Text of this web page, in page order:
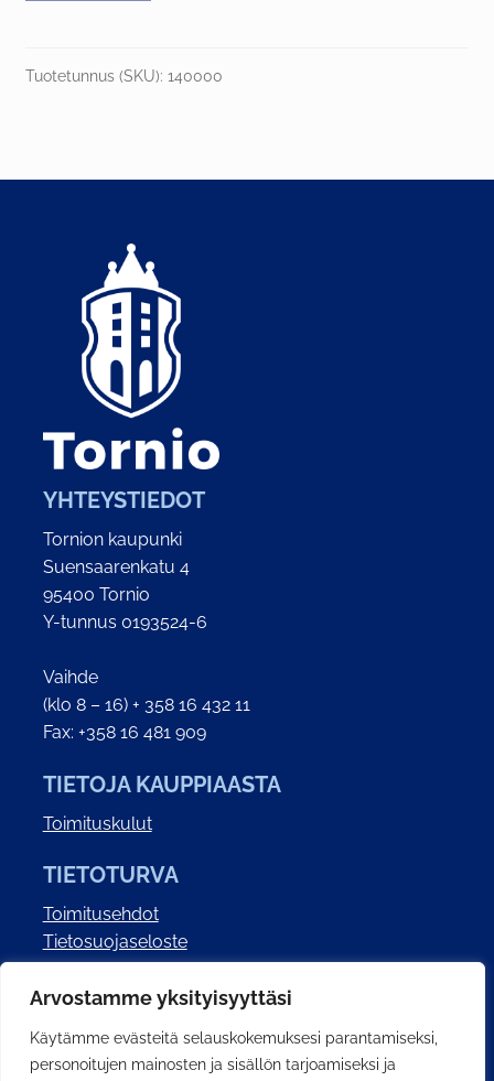
Arvostamme yksityisyyttäsi
Käytämme evästeitä selauskokemuksesi parantamiseksi,
personoitujen mainosten ja sisällön tarjoamiseksi ja
Tuotetunnus (SKU): 140000
YHTEYSTIEDOT
Tornion kaupunki
Suensaarenkatu 4
95400 Tornio
Y-tunnus 0193524-6
Vaihde
(klo 8 – 16) + 358 16 432 11
Fax: +358 16 481 909
TIETOJA KAUPPIAASTA
Toimituskulut
TIETOTURVA
Toimitusehdot
Tietosuojaseloste